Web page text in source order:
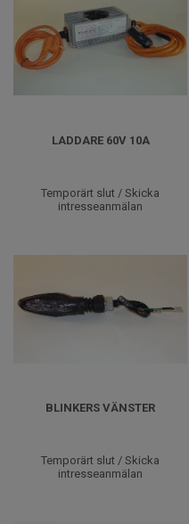
LADDARE 60V 10A
Temporärt slut / Skicka
intresseanmälan
BLINKERS VÄNSTER
Temporärt slut / Skicka
intresseanmälan